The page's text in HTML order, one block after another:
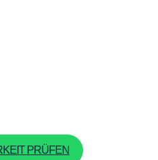
PRÜFEN